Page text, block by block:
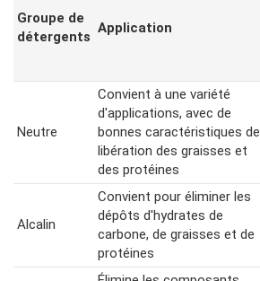
Groupe de
détergents
Application
Neutre
Convient à une variété
d'applications, avec de
bonnes caractéristiques de
libération des graisses et
des protéines
Alcalin
Convient pour éliminer les
dépôts d'hydrates de
carbone, de graisses et de
protéines